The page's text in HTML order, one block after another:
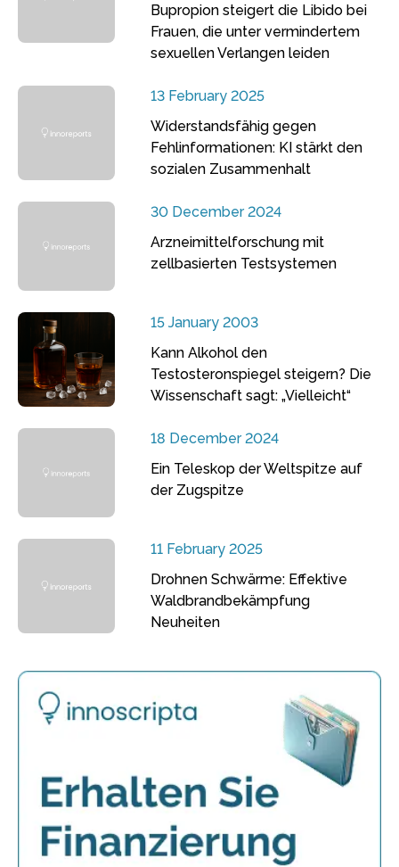
Bupropion steigert die Libido bei
Frauen, die unter vermindertem
sexuellen Verlangen leiden
13 February 2025
Widerstandsfähig gegen
Fehlinformationen: KI stärkt den
sozialen Zusammenhalt
30 December 2024
Arzneimittelforschung mit
zellbasierten Testsystemen
15 January 2003
Kann Alkohol den
Testosteronspiegel steigern? Die
Wissenschaft sagt: „Vielleicht“
18 December 2024
Ein Teleskop der Weltspitze auf
der Zugspitze
11 February 2025
Drohnen Schwärme: Effektive
Waldbrandbekämpfung
Neuheiten